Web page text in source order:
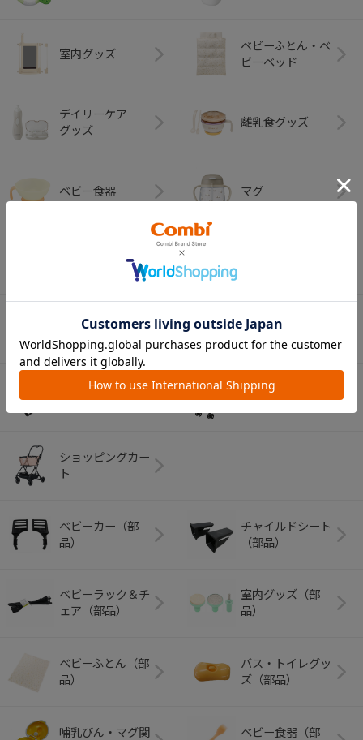
室内グッズ
ベビーふとん・ベ
ビーベッド
デイリーケア
グッズ
離乳食グッズ
ベビー食器 マグ
オーラルケア
ベビートイ
アウトドアグッズ
ペット用品
ショッピングカー
ト
ベビーカー（部
品）
チャイルドシート
（部品）
ベビーラック＆チ
ェア（部品）
室内グッズ（部
品）
ベビーふとん（部
品）
バス・トイレグッ
ズ（部品）
哺乳びん・マグ関
ベビー食器（部